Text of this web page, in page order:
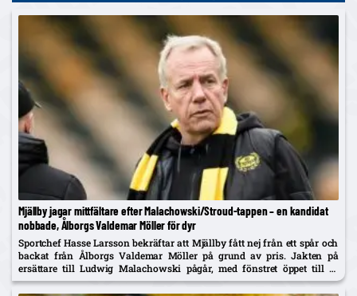
Mjällby jagar mittfältare efter Malachowski/Stroud-tappen – en kandidat
nobbade, Ålborgs Valdemar Möller för dyr
Sportchef Hasse Larsson bekräftar att Mjällby fått nej från ett spår och
backat från Ålborgs Valdemar Möller på grund av pris. Jakten på
ersättare till Ludwig Malachowski pågår, med fönstret öppet till 31
augusti.